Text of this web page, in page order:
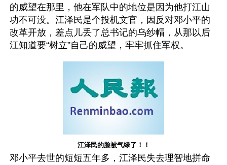
的威望在那里，他在军队中的地位是因为他打江山
功不可没。江泽民是个投机文官，因反对邓小平的
改革开放，差点儿丢了总书记的乌纱帽，从那以后
江知道要“树立”自己的威望，牢牢抓住军权。
江泽民的脸被气绿了！！
邓小平去世的短短五年多，江泽民失去理智地拼命